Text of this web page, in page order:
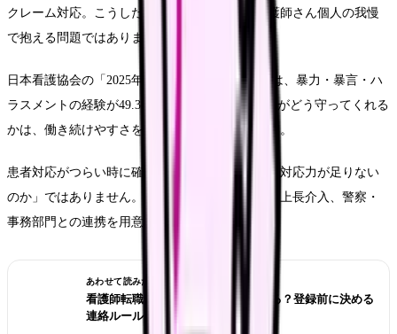
クレーム対応。こうした患者対応の負担は、看護師さん個人の我慢
で抱える問題ではありません。
日本看護協会の「2025年 看護職員実態調査」では、暴力・暴言・ハ
ラスメントの経験が49.3％とされています。職場がどう守ってくれる
かは、働き続けやすさを左右する重要な条件です。
患者対応がつらい時に確認したいのは、「自分の対応力が足りない
のか」ではありません。職場が複数対応、記録、上長介入、警察・
事務部門との連携を用意しているかです。
あわせて読みたい
看護師転職サイトは電話なしで使える？登録前に決める
連絡ルール